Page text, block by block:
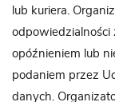
lub kuriera.
odpowiedzialności
opóźnieniem lub
podaniem przez
danych.